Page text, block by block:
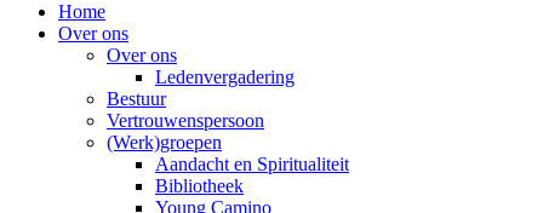
Home
Over ons
Over ons
Ledenvergadering
Bestuur
Vertrouwenspersoon
(Werk)groepen
Aandacht en Spiritualiteit
Bibliotheek
Young Camino